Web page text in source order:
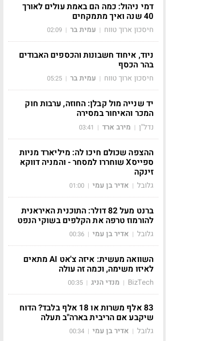
דמי ניהול: כמה הם באמת עולים לאורך
40 שנה ואיך מתמקחים
חיסכון ארוך טווח | עמית בר |
02:09
ניוד, איחוד חשבונות והכספים האבודים
בהר הכסף
חיסכון ארוך טווח | עמית בר |
05:25
יד שנייה מול קבלן: החוזה, ערבות חוק
המכר והאיחור במסירה
נדל"ן | מירב ארד |
03:41
ההצפה שכולם חיכו לה: מיליארד מניות
ספייסX שוחררו למסחר - והמניה דווקא
זינקה
גלובל | אדיר בן עמי |
01:00
ברנט מעל 82 דולר: התוכנית האיראנית
להורמוז טרפה את הקלפים בשוקי הנפט
גלובל | אדיר בן עמי |
00:36
השוואה מעשית: איזה צ'אט AI מתאים
לאיזו משימה, וכמה זה עולה
BizTech
| מנדי הניג |
00:35
83 אלף משרות או 18 אלף בלבד? הדוח
שיקבע אם הריבית בארה"ב תעלה
גלובל | אדיר בן עמי |
00:34